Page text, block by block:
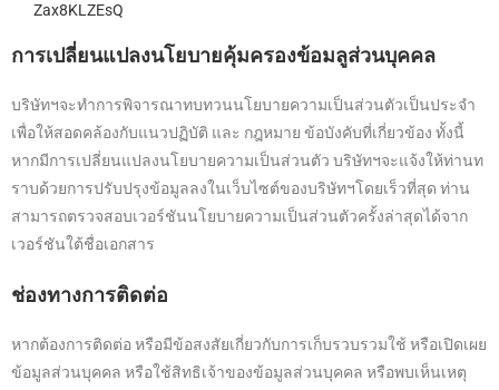
Zax8KLZEsQ
การเปลี่ยนแปลงนโยบายคุ้มครองข้อมลูส่วนบุคคล
บริษัทฯจะทำการพิจารณาทบทวนนโยบายความเป็นส่วนตัวเป็นประจำ
เพื่อให้สอดคล้องกับแนวปฏิบัติ และ กฎหมาย ข้อบังคับที่เกี่ยวข้อง ทั้งนี้
หากมีการเปลี่ยนแปลงนโยบายความเป็นส่วนตัว บริษัทฯจะแจ้งให้ท่านท
ราบด้วยการปรับปรุงข้อมูลลงในเว็บไซต์ของบริษัทฯโดยเร็วที่สุด ท่าน
สามารถตรวจสอบเวอร์ชันนโยบายความเป็นส่วนตัวครั้งล่าสุดได้จาก
เวอร์ชันใต้ชื่อเอกสาร
ช่องทางการติดต่อ
หากต้องการติดต่อ หรือมีข้อสงสัยเกี่ยวกับการเก็บรวบรวมใช้ หรือเปิดเผย
ข้อมูลส่วนบุคคล หรือใช้สิทธิเจ้าของข้อมูลส่วนบุคคล หรือพบเห็นเหตุ